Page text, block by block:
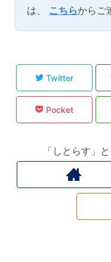
は、 こちらからご
Twitter
Pocket
「しとらす」